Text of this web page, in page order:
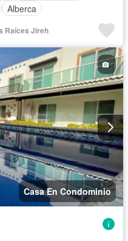
Alberca
Raíces Jireh
Casa En Condominio